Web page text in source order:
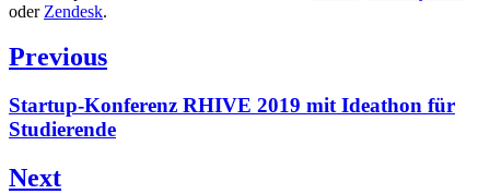
oder Zendesk.
Beitragsnavigation
Previous
Previous
post:
Startup-Konferenz RHIVE 2019 mit Ideathon für
Studierende
Next